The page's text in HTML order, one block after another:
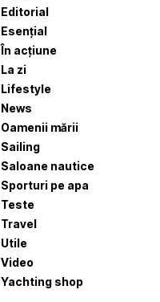
Editorial
Esențial
În acțiune
La zi
Lifestyle
News
Oamenii mării
Sailing
Saloane nautice
Sporturi pe apa
Teste
Travel
Utile
Video
Yachting shop